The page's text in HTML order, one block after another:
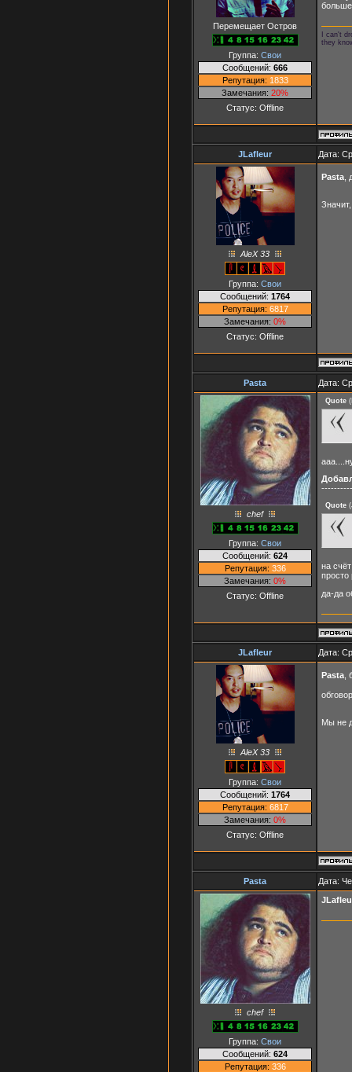
Перемещает Остров
Группа: Свои
Сообщений: 666
Репутация: 1833
Замечания: 20%
Статус: Offline
больше
I can't
they
JLafleur Дата:
AleX 33
Группа: Свои
Сообщений: 1764
Репутация: 6817
Замечания: 0%
Статус: Offline
Pasta
Pasta Дата:
chef
Группа: Свои
Сообщений: 624
Репутация: 336
Замечания: 0%
Статус: Offline
Quote (
Quote (
на
да-да
JLafleur Дата:
AleX 33
Группа: Свои
Сообщений: 1764
Репутация: 6817
Замечания: 0%
Статус: Offline
Pasta
Мы не
Pasta Дата:
chef
Группа: Свои
Сообщений: 624
Репутация: 336